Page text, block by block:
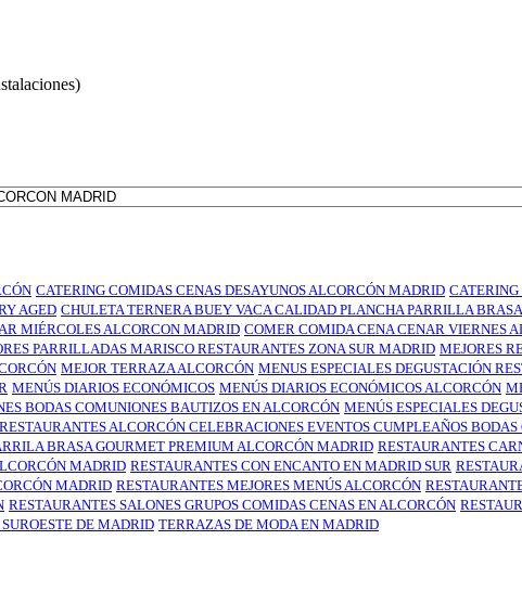
CATERING COMIDAS CENAS DESAYUNOS ALCORCÓN MADRID CATERING
AGED CHULETA TERNERA BUEY VACA CALIDAD PLANCHA PARRILLA
MIÉRCOLES ALCORCON MADRID COMER COMIDA CENA CENAR VIERNES
PARRILLADAS MARISCO RESTAURANTES ZONA SUR MADRID MEJORES
MEJOR TERRAZA ALCORCÓN MENUS ESPECIALES DEGUSTACIÓN
MENÚS DIARIOS ECONÓMICOS MENÚS DIARIOS ECONÓMICOS ALCORCÓN
BODAS COMUNIONES BAUTIZOS EN ALCORCÓN MENÚS ESPECIALES
RESTAURANTES ALCORCÓN CELEBRACIONES EVENTOS CUMPLEAÑOS
BRASA GOURMET PREMIUM ALCORCÓN MADRID RESTAURANTES
MADRID RESTAURANTES CON ENCANTO EN MADRID SUR
MADRID RESTAURANTES MEJORES MENÚS ALCORCÓN
RESTAURANTES SALONES GRUPOS COMIDAS CENAS EN ALCORCÓN
DE MADRID TERRAZAS DE MODA EN MADRID